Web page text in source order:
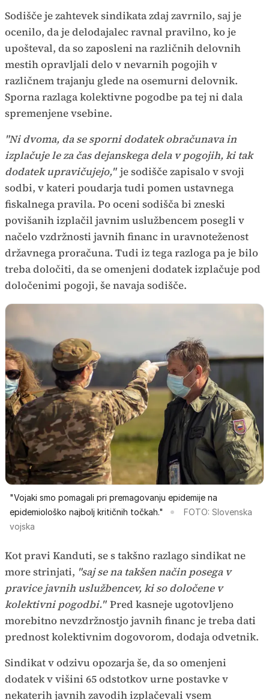
Sodišče je zahtevek sindikata zdaj zavrnilo, saj je
ocenilo, da je delodajalec ravnal pravilno, ko je
upošteval, da so zaposleni na različnih delovnih
mestih opravljali delo v nevarnih pogojih v
različnem trajanju glede na osemurni delovnik.
Sporna razlaga kolektivne pogodbe pa tej ni dala
spremenjene vsebine.
"Ni dvoma, da se sporni dodatek obračunava in
izplačuje le za čas dejanskega dela v pogojih, ki tak
dodatek upravičujejo," je sodišče zapisalo v svoji
sodbi, v kateri poudarja tudi pomen ustavnega
fiskalnega pravila. Po oceni sodišča bi zneski
povišanih izplačil javnim uslužbencem posegli v
načelo vzdržnosti javnih financ in uravnoteženost
državnega proračuna. Tudi iz tega razloga pa je bilo
treba določiti, da se omenjeni dodatek izplačuje pod
določenimi pogoji, še navaja sodišče.
"Vojaki smo pomagali pri premagovanju epidemije na
epidemiološko najbolj kritičnih točkah."
FOTO: Slovenska
vojska
Kot pravi Kanduti, se s takšno razlago sindikat ne
more strinjati, "saj se na takšen način posega v
pravice javnih uslužbencev, ki so določene v
kolektivni pogodbi." Pred kasneje ugotovljeno
morebitno nevzdržnostjo javnih financ je treba dati
prednost kolektivnim dogovorom, dodaja odvetnik.
Sindikat v odzivu opozarja še, da so omenjeni
dodatek v višini 65 odstotkov urne postavke v
nekaterih javnih zavodih izplačevali vsem